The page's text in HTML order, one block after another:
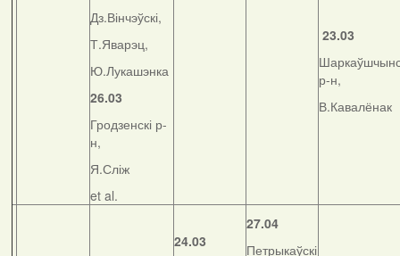
Дз.Вінчэўскі,
Т.Яварэц,
Ю.Лукашэнка
26.03
Гродзенскі р-
н,
Я.Сліж
et al.
23.03
р-н,
В.Кавалёнак
24.03
27.04
Петрыкаўскі